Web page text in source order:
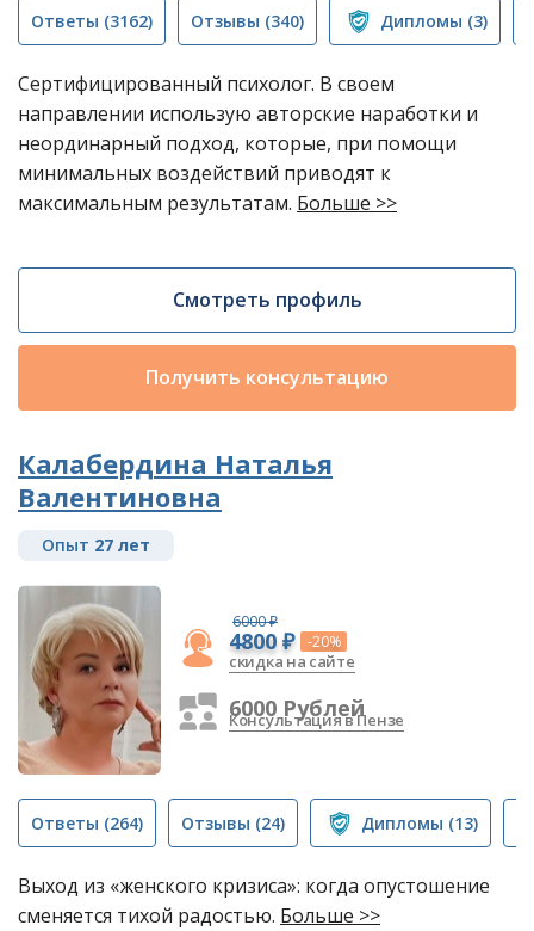
Ответы (3162) Отзывы (340) Дипломы (3)
Сертифицированный психолог. В своем
направлении использую авторские наработки и
неординарный подход, которые, при помощи
минимальных воздействий приводят к
максимальным результатам. Больше >>
Смотреть профиль
Получить консультацию
Калабердина Наталья
Валентиновна
Опыт 27 лет
6000 ₽
4800 ₽ -20%
скидка на сайте
6000 Рублей
Консультация в Пензе
Ответы (264) Отзывы (24) Дипломы (13)
Выход из «женского кризиса»: когда опустошение
сменяется тихой радостью. Больше >>